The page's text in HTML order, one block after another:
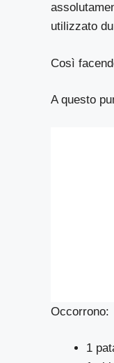
utilizzato
Così
A questo
Occorrono:
1